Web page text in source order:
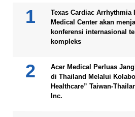
Texas Cardiac Arrhythmia
Medical Center akan
konferensi internasional
kompleks
Acer Medical Perluas
di Thailand Melalui
Healthcare” Taiwan-
Inc.